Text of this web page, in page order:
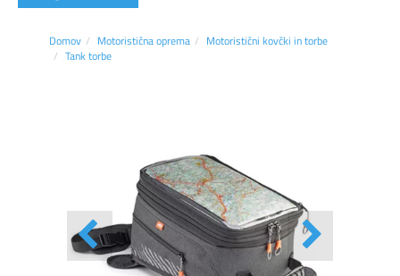
Domov Motoristična oprema
Motoristični kovčki in torbe
Tank torbe